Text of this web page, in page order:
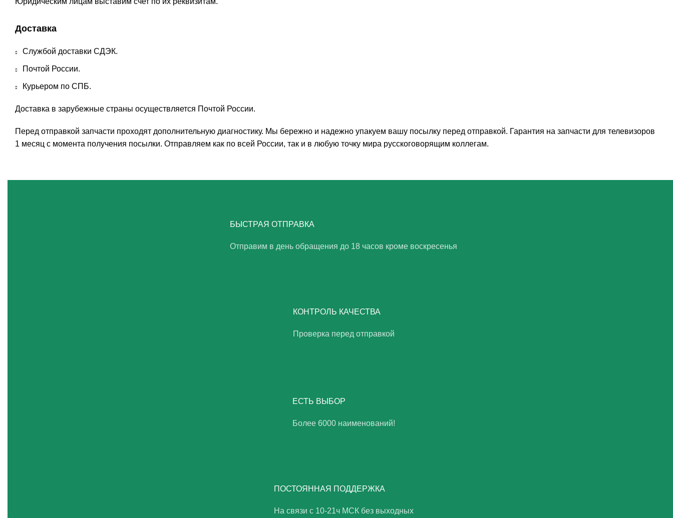
Доставка
Службой доставки СДЭК.
Почтой России.
Курьером по СПБ.
Доставка в зарубежные страны осуществляется Почтой России.
Перед отправкой запчасти проходят дополнительную диагностику. Мы бережно и надежно упакуем вашу посылку перед отправкой. Гарантия на запчасти для телевизоров
1 месяц с момента получения посылки. Отправляем как по всей России, так и в любую точку мира русскоговорящим коллегам.
БЫСТРАЯ ОТПРАВКА
Отправим в день обращения до 18 часов кроме воскресенья
КОНТРОЛЬ КАЧЕСТВА
Проверка перед отправкой
ЕСТЬ ВЫБОР
Более 6000 наименований!
ПОСТОЯННАЯ ПОДДЕРЖКА
На связи с 10-21ч МСК без выходных